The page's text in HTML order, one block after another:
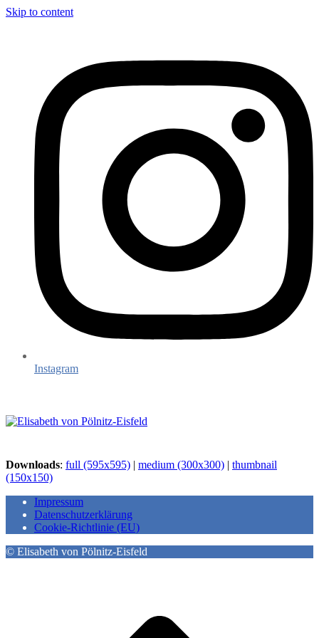
Skip to content
Instagram
Downloads: full (595x595) | medium (300x300) | thumbnail
(150x150)
Impressum
Datenschutzerklärung
Cookie-Richtlinie (EU)
© Elisabeth von Pölnitz-Eisfeld